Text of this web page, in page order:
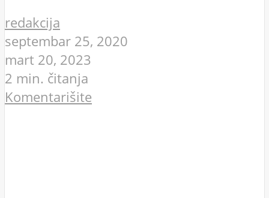
redakcija
septembar 25, 2020
mart 20, 2023
2 min. čitanja
Komentarišite